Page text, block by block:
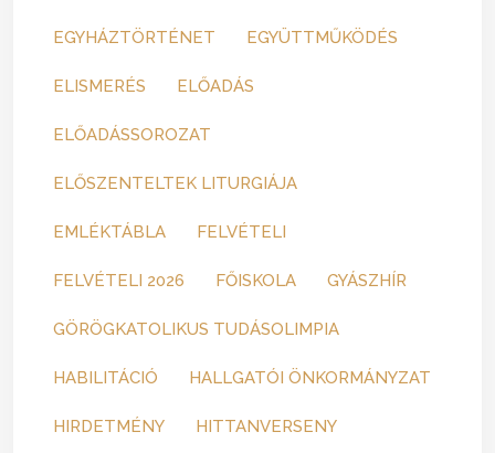
EGYHÁZTÖRTÉNET EGYÜTTMŰKÖDÉS
ELISMERÉS ELŐADÁS
ELŐADÁSSOROZAT
ELŐSZENTELTEK LITURGIÁJA
EMLÉKTÁBLA FELVÉTELI
FELVÉTELI 2026 FŐISKOLA GYÁSZHÍR
GÖRÖGKATOLIKUS TUDÁSOLIMPIA
HABILITÁCIÓ HALLGATÓI ÖNKORMÁNYZAT
HIRDETMÉNY HITTANVERSENY